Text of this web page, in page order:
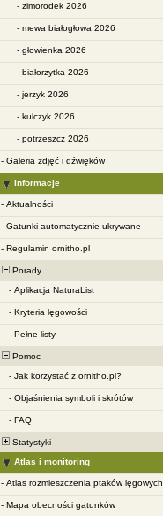
- zimorodek 2026
- mewa białogłowa 2026
- głowienka 2026
- białorzytka 2026
- jerzyk 2026
- kulczyk 2026
- potrzeszcz 2026
- Galeria zdjęć i dźwięków
Informacje
- Aktualności
- Gatunki automatycznie ukrywane
- Regulamin ornitho.pl
Porady
- Aplikacja NaturaList
- Kryteria lęgowości
- Pełne listy
Pomoc
- Jak korzystać z ornitho.pl?
- Objaśnienia symboli i skrótów
- FAQ
Statystyki
Atlas i monitoring
- Atlas rozmieszczenia ptaków lęgowych
- Mapa obecności gatunków